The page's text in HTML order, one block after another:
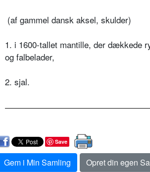
(af gammel dansk aksel, skulder)
1. i 1600-tallet mantille, der dækkede
og falbelader,
2. sjal.
Save
Gem i Min Samling
Opret din egen